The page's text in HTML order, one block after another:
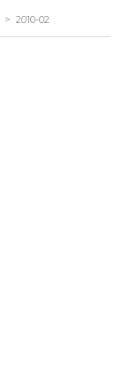
> 2010-02